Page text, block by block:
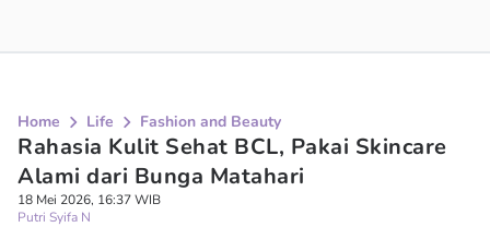
Home Life Fashion and Beauty
Rahasia Kulit Sehat BCL, Pakai Skincare
Alami dari Bunga Matahari
18 Mei 2026, 16:37 WIB
Putri Syifa N